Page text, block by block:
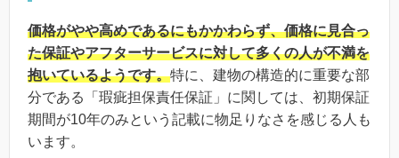
価格がやや高めであるにもかかわらず、価格に見合っ
た保証やアフターサービスに対して多くの人が不満を
抱いているようです。特に、建物の構造的に重要な部
分である「瑕疵担保責任保証」に関しては、初期保証
期間が10年のみという記載に物足りなさを感じる人も
います。